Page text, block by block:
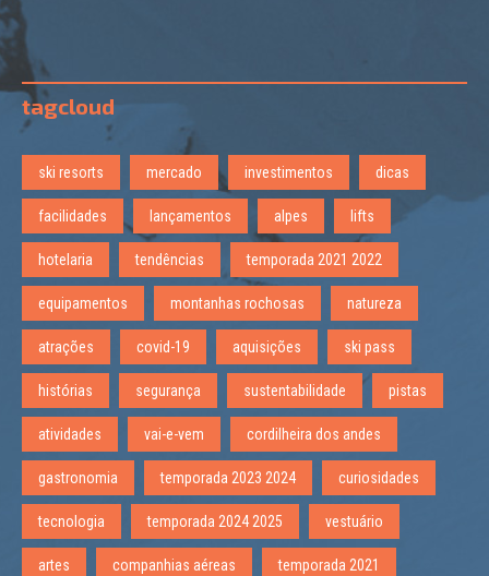
tagcloud
ski resorts mercado investimentos dicas
facilidades lançamentos alpes lifts
hotelaria tendências temporada 2021 2022
equipamentos montanhas rochosas natureza
atrações covid-19 aquisições ski pass
histórias segurança sustentabilidade pistas
atividades vai-e-vem cordilheira dos andes
gastronomia temporada 2023 2024 curiosidades
tecnologia temporada 2024 2025 vestuário
artes companhias aéreas temporada 2021